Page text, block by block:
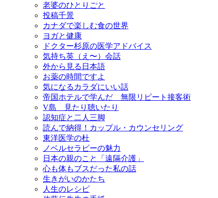
老婆のひとりごと
投稿千景
カナダで楽しむ食の世界
ヨガと健康
ドクター杉原の医学アドバイス
気持ち英（え〜）会話
外から見る日本語
お薬の時間ですよ
気になるカラダにいい話
帝国ホテルで学んだ 無限リピート接客術
V島 見たり聴いたり
認知症と二人三脚
読んで納得！カップル・カウンセリング
東洋医学の杜
ノベルセラピーの魅力
日本の親のこと「遠隔介護」
心も体もブスだった私の話
生きがいのかたち
人生のレシピ